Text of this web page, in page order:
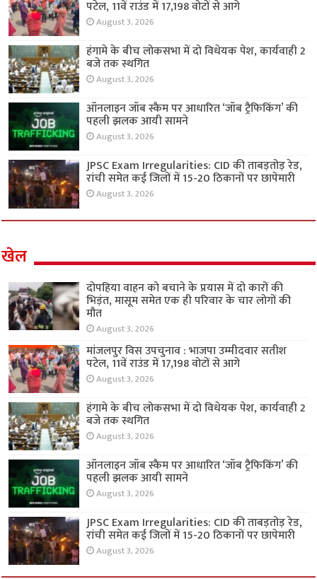
पटेल, 11वें राउंड में 17,198 वोटों से आगे
August 3, 2026
हंगामे के बीच लोकसभा में दो विधेयक पेश, कार्यवाही 2
बजे तक स्थगित
August 3, 2026
ऑनलाइन जॉब स्कैम पर आधारित ‘जॉब ट्रैफिकिंग’ की
पहली झलक आयी सामने
August 3, 2026
JPSC Exam Irregularities: CID की ताबड़तोड़ रेड,
रांची समेत कई जिलों में 15-20 ठिकानों पर छापेमारी
August 3, 2026
खेल
दोपहिया वाहन को बचाने के प्रयास में दो कारों की
भिड़ंत, मासूम समेत एक ही परिवार के चार लोगों की
मौत
August 3, 2026
मांजलपुर विस उपचुनाव : भाजपा उम्मीदवार सतीश
पटेल, 11वें राउंड में 17,198 वोटों से आगे
August 3, 2026
हंगामे के बीच लोकसभा में दो विधेयक पेश, कार्यवाही 2
बजे तक स्थगित
August 3, 2026
ऑनलाइन जॉब स्कैम पर आधारित ‘जॉब ट्रैफिकिंग’ की
पहली झलक आयी सामने
August 3, 2026
JPSC Exam Irregularities: CID की ताबड़तोड़ रेड,
रांची समेत कई जिलों में 15-20 ठिकानों पर छापेमारी
August 3, 2026